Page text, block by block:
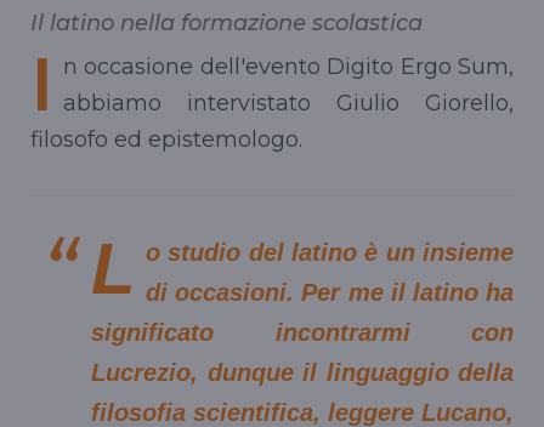
Il latino nella formazione scolastica
I n occasione dell'evento Digito Ergo Sum,
abbiamo intervistato Giulio Giorello,
filosofo ed epistemologo.
L o studio del latino è un insieme
di occasioni. Per me il latino ha
significato incontrarmi con
Lucrezio, dunque il linguaggio della
filosofia scientifica, leggere Lucano,